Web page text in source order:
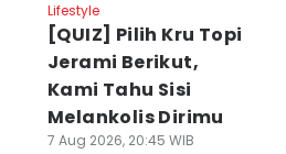
Lifestyle
[QUIZ] Pilih Kru Topi
Jerami Berikut,
Kami Tahu Sisi
Melankolis Dirimu
7 Aug 2026, 20:45 WIB